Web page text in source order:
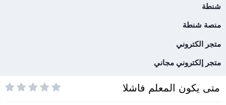
شنطة
منصة شنطة
متجر الكتروني
متجر إلكتروني مجاني
متى يكون المعلم فاشلا